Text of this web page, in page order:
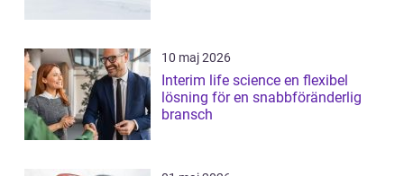
10 maj 2026
Interim life science en flexibel
lösning för en snabbföränderlig
bransch